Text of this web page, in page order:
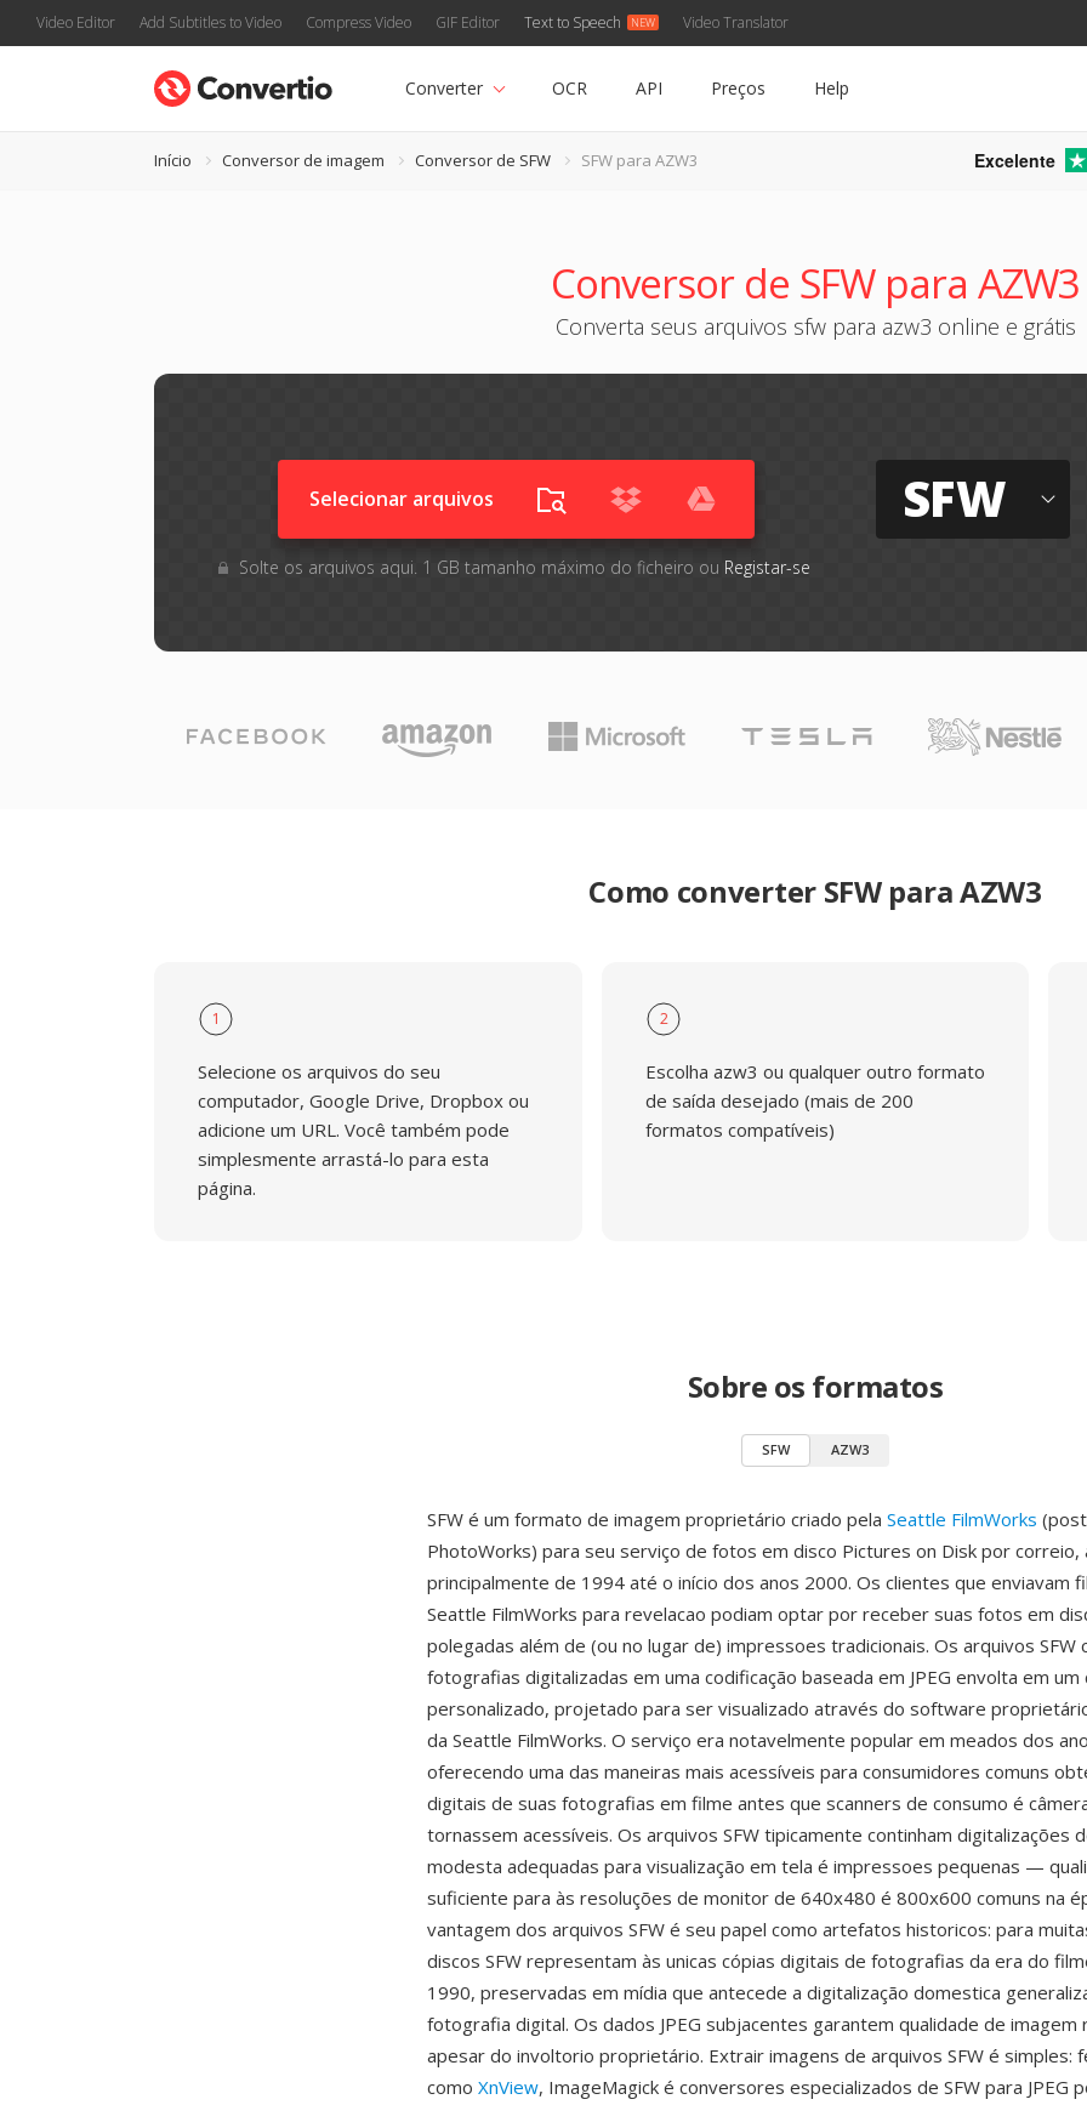
Video Editor Add Subtitles to Video Compress Video GIF Editor Text to Speech Video Translator
Converter OCR API Preços Help
Início Conversor de imagem Conversor de SFW SFW para AZW3 Excelente
Conversor de SFW para AZW3
Converta seus arquivos sfw para azw3 online e grátis
Selecionar arquivos
Solte os arquivos aqui. 1 GB tamanho máximo do ficheiro ou Registar-se
SFW
Como converter SFW para AZW3
1
Selecione os arquivos do seu
computador, Google Drive, Dropbox ou
adicione um URL. Você também pode
simplesmente arrastá-lo para esta
página.
2
Escolha azw3 ou qualquer outro formato
de saída desejado (mais de 200
formatos compatíveis)
Sobre os formatos
SFW AZW3
SFW é um formato de imagem proprietário criado pela Seattle FilmWorks
PhotoWorks) para seu serviço de fotos em disco Pictures on Disk por correio,
principalmente de 1994 até o início dos anos 2000. Os clientes que enviavam
Seattle FilmWorks para revelacao podiam optar por receber suas fotos em
polegadas além de (ou no lugar de) impressoes tradicionais. Os arquivos SFW
fotografias digitalizadas em uma codificação baseada em JPEG envolta em um
personalizado, projetado para ser visualizado através do software
da Seattle FilmWorks. O serviço era notavelmente popular em meados dos
oferecendo uma das maneiras mais acessíveis para consumidores comuns
digitais de suas fotografias em filme antes que scanners de consumo é
tornassem acessíveis. Os arquivos SFW tipicamente continham digitalizações
modesta adequadas para visualização em tela é impressoes pequenas —
suficiente para às resoluções de monitor de 640x480 é 800x600 comuns na
vantagem dos arquivos SFW é seu papel como artefatos historicos: para
discos SFW representam às unicas cópias digitais de fotografias da era do
1990, preservadas em mídia que antecede a digitalização domestica
fotografia digital. Os dados JPEG subjacentes garantem qualidade de imagem
apesar do involtorio proprietário. Extrair imagens de arquivos SFW é simples:
como XnView, ImageMagick é conversores especializados de SFW para JPEG